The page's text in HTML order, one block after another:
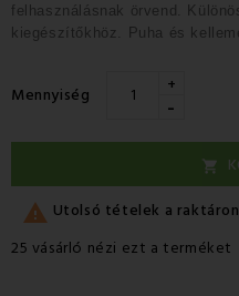
felhasználásnak örvend.
kiegészítőkhöz.
Puha és
Mennyiség +
-

 Utolsó tételek a raktáron
25 vásárló nézi ezt a terméket